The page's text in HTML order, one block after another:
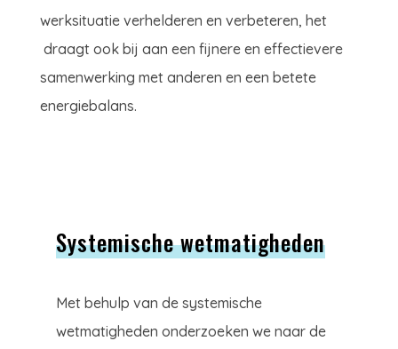
werksituatie verhelderen en verbeteren, het
draagt ook bij aan een fijnere en effectievere
samenwerking met anderen en een betete
energiebalans.
Systemische wetmatigheden
Met behulp van de systemische
wetmatigheden onderzoeken we naar de